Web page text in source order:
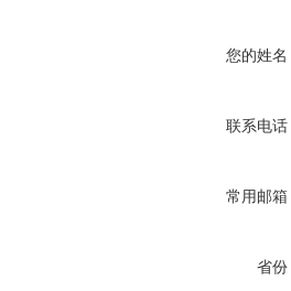
您的姓名
联系电话
常用邮箱
省份